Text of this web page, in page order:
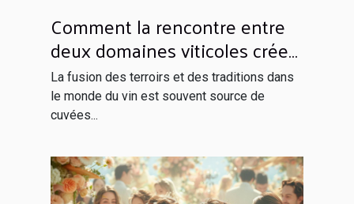
Comment la rencontre entre
deux domaines viticoles crée
un vin unique
La fusion des terroirs et des traditions dans
le monde du vin est souvent source de
cuvées...